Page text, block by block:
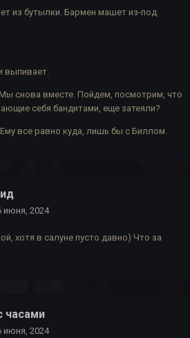
из бутылки. Бармен машет из-под
выпивает.
снова вместе. Пойдем, посмотрим, что
себя бандитами, еще затеяли?
все равно куда, лишь бы с Биллом.
июня, 2024
хотя в салуне пусто давно) Что за
часами
июня, 2024